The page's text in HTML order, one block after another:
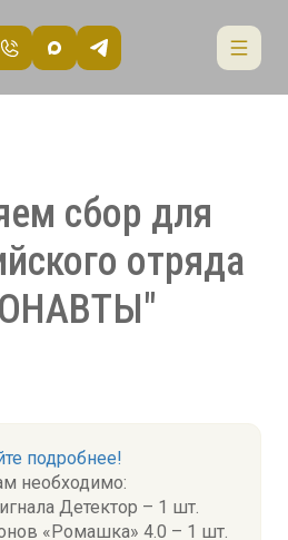
сбор для
отряда
подробнее!
необходимо:
Детектор – 1 шт.
«Ромашка» 4.0 – 1 шт.